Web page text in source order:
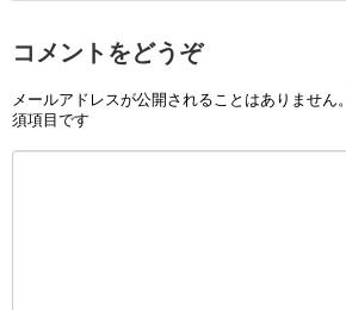
コメントをどうぞ
メールアドレスが公開されることはありません。
須項目です